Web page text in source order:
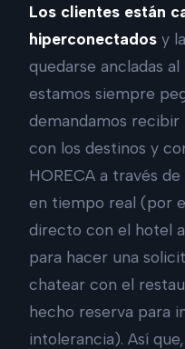
Los clientes están
hiperconectados y
quedarse ancladas
estamos siempre
demandamos
con los destinos y
HORECA a través
en tiempo real (por
directo con el hotel
para hacer una
chatear con el
hecho reserva para
intolerancia). Así